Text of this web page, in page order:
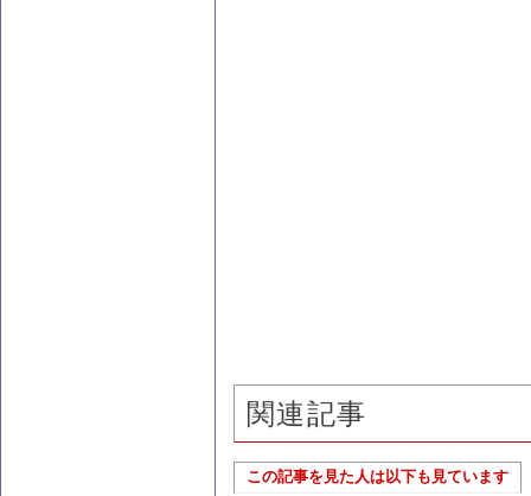
関連記事
この記事を見た人は以下も見ています